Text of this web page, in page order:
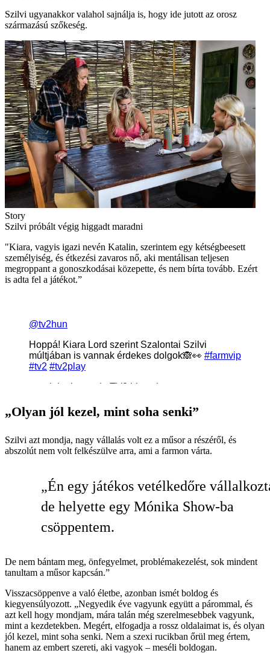
Szilvi ugyanakkor valahol sajnálja is, hogy ide jutott az orosz
származású szőkeség.
Story
Szilvi próbált végig higgadt maradni
"Kiara, vagyis igazi nevén Katalin, szerintem egy kétségbeesett
személyiség, és étkezési zavaros nő, aki mentálisan teljesen
megroppant a gonoszkodásai közepette, és nem bírta tovább. Ezért
is adta fel a játékot.”
„Olyan jól kezel, mint soha senki”
Szilvi azt mondja, nagy vállalás volt ez a műsor a részéről, és
abszolút nem volt felkészülve arra, ami a farmon várta.
„Én egy játékos vetélkedőre
de helyette egy Mónika Show-ba
csöppentem.
De nem bántam meg, önfegyelmet, problémakezelést, sok mindent
tanultam a műsor kapcsán.”
Visszacsöppenve a való életbe, azonban ismét boldog és
kiegyensúlyozott. „Negyedik éve vagyunk együtt a párommal, és
azt kell hogy mondjam, mára talán még szerelmesebbek vagyunk,
mint a kezdetekben. Megért, elfogadja a rossz oldalaimat is, és olyan
jól kezel, mint soha senki. Nem a szexi rucikban őrül meg értem,
hanem az embert szereti, aki vagyok – meséli boldogan.